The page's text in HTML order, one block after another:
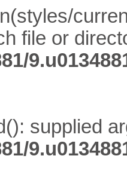
file or
supplied